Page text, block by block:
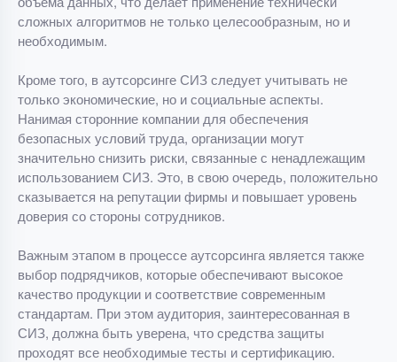
сложных алгоритмов не только целесообразным, но и
необходимым.
Кроме того, в аутсорсинге СИЗ следует учитывать не
только экономические, но и социальные аспекты.
Нанимая сторонние компании для обеспечения
безопасных условий труда, организации могут
значительно снизить риски, связанные с ненадлежащим
использованием СИЗ. Это, в свою очередь, положительно
сказывается на репутации фирмы и повышает уровень
доверия со стороны сотрудников.
Важным этапом в процессе аутсорсинга является также
выбор подрядчиков, которые обеспечивают высокое
качество продукции и соответствие современным
стандартам. При этом аудитория, заинтересованная в
СИЗ, должна быть уверена, что средства защиты
проходят все необходимые тесты и сертификацию.